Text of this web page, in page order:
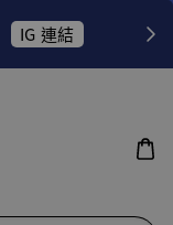
IG 連結